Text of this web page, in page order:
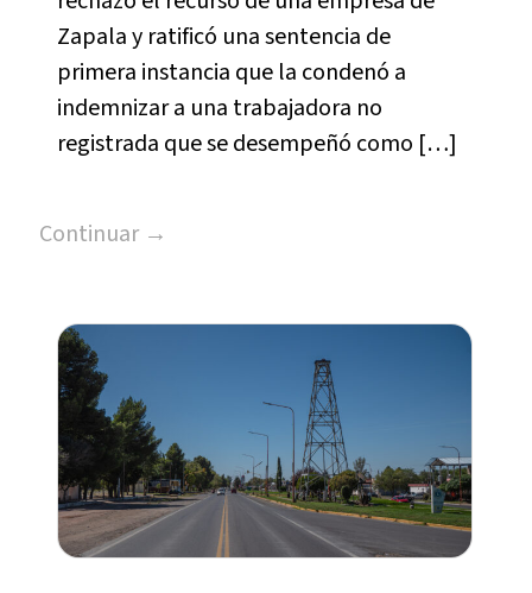
Zapala y ratificó una sentencia de
primera instancia que la condenó a
indemnizar a una trabajadora no
registrada que se desempeñó como […]
Continuar →